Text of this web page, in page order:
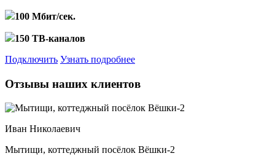
100 Мбит/сек.
150 ТВ-каналов
Подключить Узнать подробнее
Отзывы наших клиентов
Иван Николаевич
Мытищи, коттеджный посёлок Вёшки-2